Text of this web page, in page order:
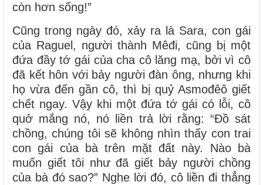
còn hơn sống!”
Cũng trong ngày đó, xảy ra là Sara, con gái
của Raguel, người thành Mêđi, cũng bị một
đứa đầy tớ gái của cha cô lăng mạ, bởi vì cô
đã kết hôn với bảy người đàn ông, nhưng khi
họ vừa đến gần cô, thì bị quỷ Asmođêô giết
chết ngay. Vậy khi một đứa tớ gái có lỗi, cô
quở mắng nó, nó liền trả lời rằng: “Ðồ sát
chồng, chúng tôi sẽ không nhìn thấy con trai
con gái của bà trên mặt đất này. Nào bà
muốn giết tôi như đã giết bảy người chồng
của bà đó sao?” Nghe lời đó, cô liền đi thẳng